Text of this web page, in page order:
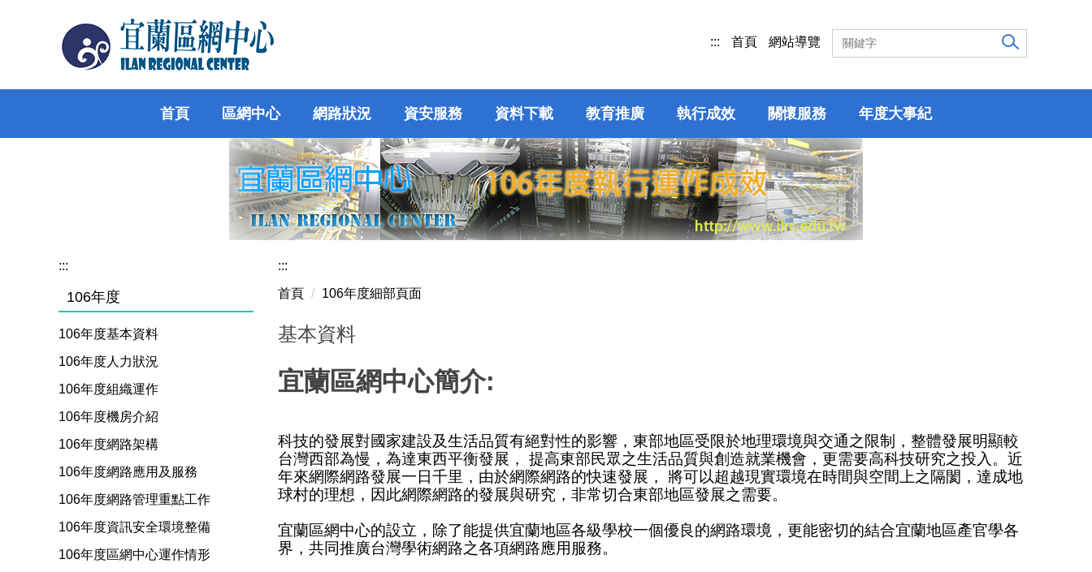
內
::: 首頁 網站導覽
首頁 區網中心 網路狀況 資安服務 資料下載 教育推廣 執行成效 關懷服務 年度大事紀
:::
106年度
106年度基本資料
106年度人力狀況
106年度組織運作
106年度機房介紹
106年度網路架構
106年度網路應用及服務
106年度網路管理重點工作
106年度資訊安全環境整備
106年度區網中心運作情形
:::
首頁
106年度細部頁面
基本資料
宜蘭區網中心簡介:
科技的發展對國家建設及生活品質有絕對性的影響，東部地區受限於地理環境與交通之限制，整體發展明顯較
台灣西部為慢，為達東西平衡發展， 提高東部民眾之生活品質與創造就業機會，更需要高科技研究之投入。近
年來網際網路發展一日千里，由於網際網路的快速發展， 將可以超越現實環境在時間與空間上之隔閡，達成地
球村的理想，因此網際網路的發展與研究，非常切合東部地區發展之需要。
宜蘭區網中心的設立，除了能提供宜蘭地區各級學校一個優良的網路環境，更能密切的結合宜蘭地區產官學各
界，共同推廣台灣學術網路之各項網路應用服務。